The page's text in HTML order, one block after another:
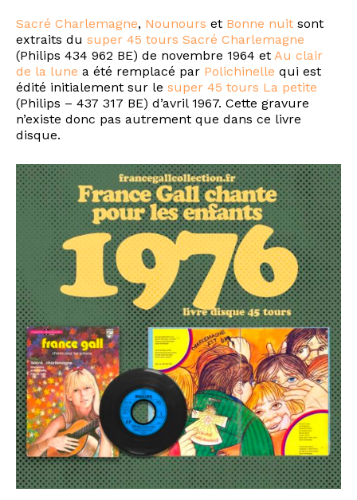
Sacré Charlemagne, Nounours et Bonne nuit sont
extraits du super 45 tours Sacré Charlemagne
(Philips 434 962 BE) de novembre 1964 et Au clair
de la lune a été remplacé par Polichinelle qui est
édité initialement sur le super 45 tours La petite
(Philips – 437 317 BE) d’avril 1967. Cette gravure
n’existe donc pas autrement que dans ce livre
disque.